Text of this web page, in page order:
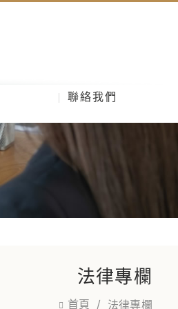
聯絡我們
法律專欄
首頁 法律專欄